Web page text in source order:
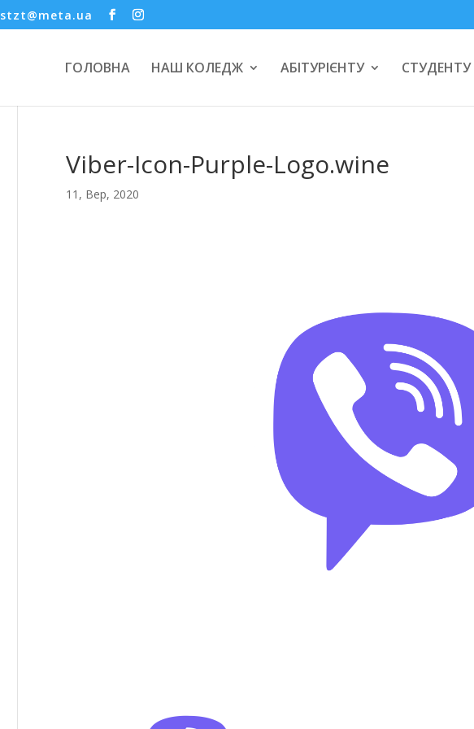
stzt@meta.ua
ГОЛОВНА НАШ КОЛЕДЖ АБІТУРІЄНТУ СТУДЕНТУ
Viber-Icon-Purple-Logo.wine
11, Вер, 2020